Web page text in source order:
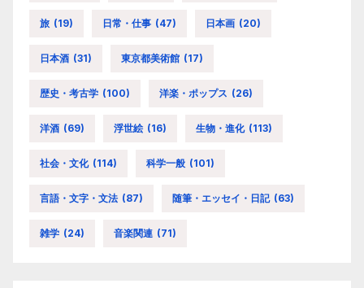
旅 (19) 日常・仕事 (47) 日本画 (20)
日本酒 (31) 東京都美術館 (17)
歴史・考古学 (100) 洋楽・ポップス (26)
洋酒 (69) 浮世絵 (16) 生物・進化 (113)
社会・文化 (114) 科学一般 (101)
言語・文字・文法 (87) 随筆・エッセイ・日記 (63)
雑学 (24) 音楽関連 (71)